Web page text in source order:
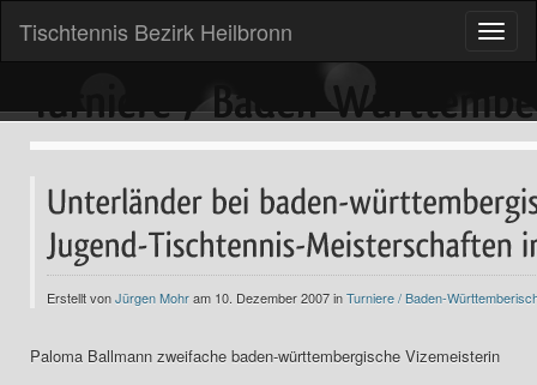
Toggle
Tischtennis Bezirk Heilbronn
Erstellt vonJürgen Mohram 10. Dezember 2007 inTurniere / Baden-
Paloma Ballmann zweifache baden-württembergische Vizemeisterin